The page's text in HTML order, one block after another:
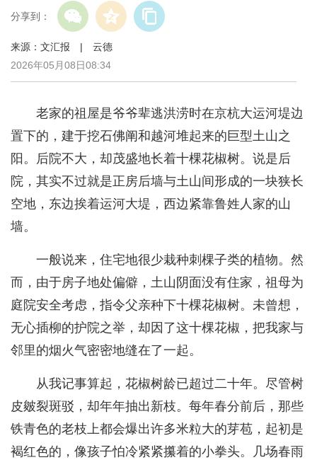
分享到：
来源：文汇报 | 云德
2026年05月08日08:34
老家的祖屋是爷爷辈逃洪涝时在京杭大运河堤边
置下的，建于挖石佛阐和越河堆起来的巨型土山之
阳。后院不大，却茂盛地长着十棵花椒树。说是后
院，其实不过就是正房后墙与土山间形成的一块狭长
空地，东边挨着运河大堤，西边紧靠鲁姓人家的山
墙。
一般说来，住宅地很少栽种刺棵子类的植物。然
而，由于房子地处偏僻，土山阴面没有住家，祖母为
庭院安全考虑，指令父亲种下十棵花椒树。未曾想，
无心插柳的护院之举，却因了这十棵花椒，把我家与
邻里的烟火气密密地缝在了一起。
从我记事算起，花椒树龄已超过二十年。尽管树
皮皴裂斑驳，却年年抽出新枝。每年春分前后，那些
铁青色的老枝上都会爆出许多米粒大的芽苞，起初是
褐红色的，像孩子怕冷紧紧攥着的小拳头。几场春雨